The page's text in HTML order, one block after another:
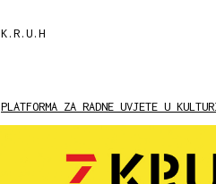
K.R.U.H
PLATFORMA ZA RADNE UVJETE U